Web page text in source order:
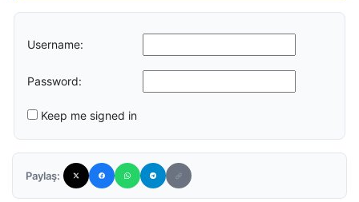
Username:
Password:
Keep me signed in
Paylaş: